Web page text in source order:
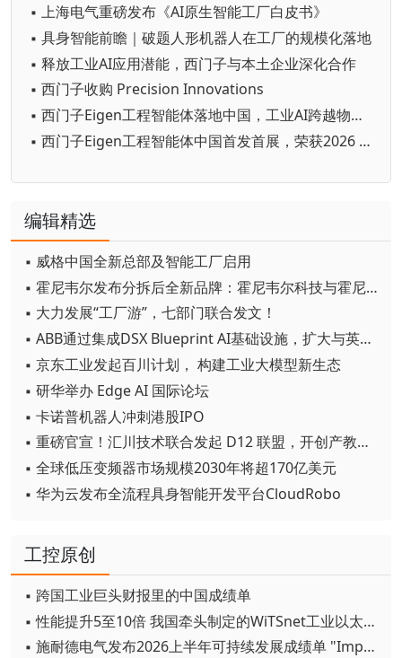
▪ 上海电气重磅发布《AI原生智能工厂白皮书》
▪ 具身智能前瞻｜破题人形机器人在工厂的规模化落地
▪ 释放工业AI应用潜能，西门子与本土企业深化合作
▪ 西门子收购 Precision Innovations
▪ 西门子Eigen工程智能体落地中国，工业AI跨越物理世界“确定性”拐点
▪ 西门子Eigen工程智能体中国首发首展，荣获2026 WAIC SAIL之星奖
编辑精选
▪ 威格中国全新总部及智能工厂启用
▪ 霍尼韦尔发布分拆后全新品牌：霍尼韦尔科技与霍尼韦尔航空航天
▪ 大力发展“工厂游”，七部门联合发文！
▪ ABB通过集成DSX Blueprint AI基础设施，扩大与英伟达的合作
▪ 京东工业发起百川计划， 构建工业大模型新生态
▪ 研华举办 Edge AI 国际论坛
▪ 卡诺普机器人冲刺港股IPO
▪ 重磅官宣！汇川技术联合发起 D12 联盟，开创产教融合新范式
▪ 全球低压变频器市场规模2030年将超170亿美元
▪ 华为云发布全流程具身智能开发平台CloudRobo
工控原创
▪ 跨国工业巨头财报里的中国成绩单
▪ 性能提升5至10倍 我国牵头制定的WiTSnet工业以太网国际标准正式发布
▪ 施耐德电气发布2026上半年可持续发展成绩单 "Impact 2030"路线图开局稳健